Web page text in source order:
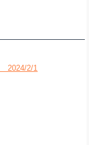
2024/2/1